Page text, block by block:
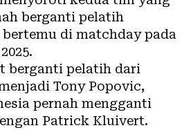
berganti pelatih
bertemu di matchday pada
berganti pelatih dari
Tony Popovic,
pernah mengganti
Patrick Kluivert.